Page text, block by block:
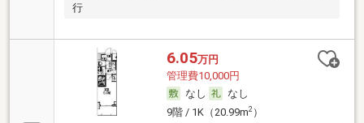
行
6.05万円
管理費10,000円
なし
なし
9階 / 1K（20.99m2）